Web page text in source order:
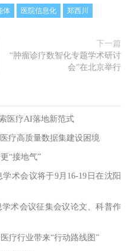
体 医院信息化 郑西川
下一篇
“肿瘤诊疗数智化专题学术研讨
会”在北京举行
医疗AI落地新范式
疗高质量数据集建设困境
“接地气”
术会议将于9月16-19日在沈阳
术会议征集会议论文、科普作
疗行业带来“行动路线图”